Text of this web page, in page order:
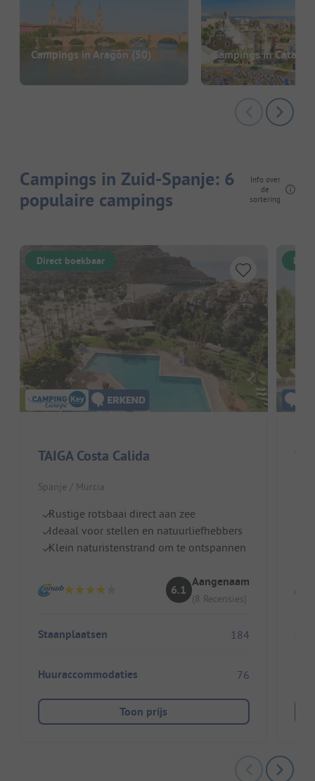
Campings in Aragón (50) Campings in
Campings in Zuid-Spanje: 6
populaire campings
Info over
de
sortering
Direct boekbaar
TAIGA Costa Calida
Spanje / Murcia
Rustige rotsbaai direct aan zee
Ideaal voor stellen en natuurliefhebbers
Klein naturistenstrand om te ontspannen
6.1
Aangenaam
(8 Recensies)
Staanplaatsen 184
Huuraccommodaties 76
Toon prijs